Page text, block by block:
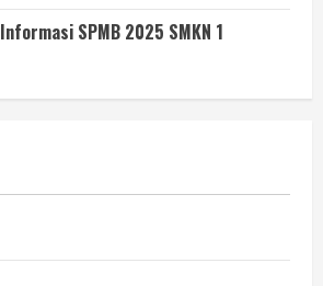
Informasi SPMB 2025 SMKN 1